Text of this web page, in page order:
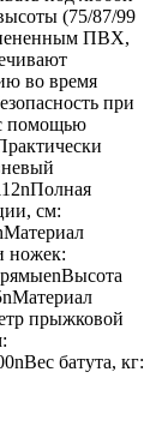
(75/87/99
ПВХ,
во время
при
помощью
см:
ножек:
прыжковой
батута, кг: